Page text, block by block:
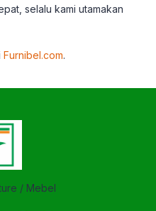
selalu kami utamakan
Furnibel.com.
/ Mebel